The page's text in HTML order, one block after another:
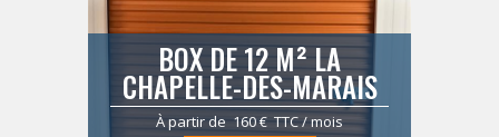
BOX DE 12 M² LA
CHAPELLE-DES-MARAIS
À partir de 160 € TTC / mois